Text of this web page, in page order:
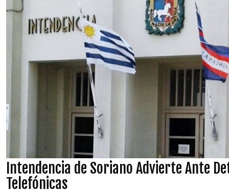
Intendencia de Soriano Advierte Ante
Telefónicas